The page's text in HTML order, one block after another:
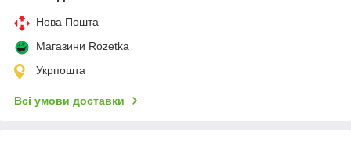
Нова Пошта
Магазини Rozetka
Укрпошта
Всі умови доставки